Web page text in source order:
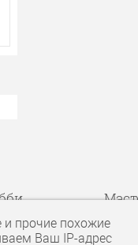
прочие похожие
Ваш IP-адрес